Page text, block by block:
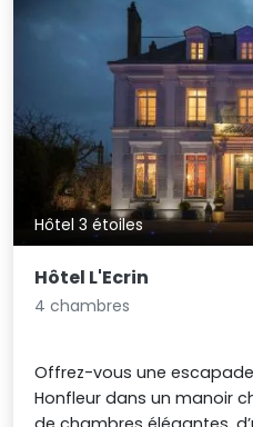
Hôtel 3 étoiles
Hôtel L'Ecrin
4 chambres
Offrez-vous une
Honfleur dans un manoir